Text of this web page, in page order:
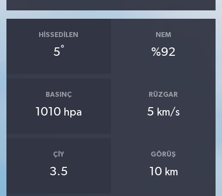
HISSEDILEN
5°
NEM
%92
BASINÇ
1010 hpa
RÜZGAR
5 km/s
ÇIY
3.5
GÖRÜŞ
10 km